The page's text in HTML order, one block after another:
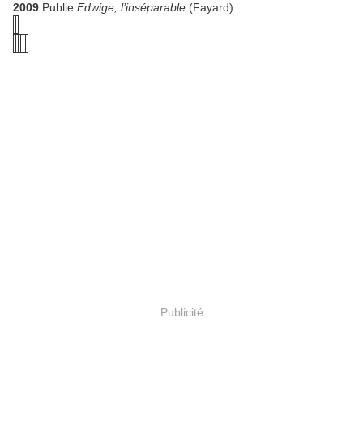
2009 Publie Edwige, l’inséparable (Fayard)
Publicité